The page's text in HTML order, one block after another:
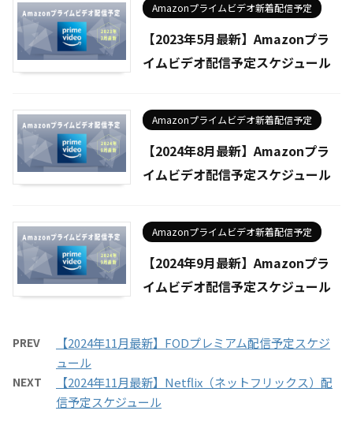
Amazonプライムビデオ新着配信予定
【2023年5月最新】Amazonプラ
イムビデオ配信予定スケジュール
Amazonプライムビデオ新着配信予定
【2024年8月最新】Amazonプラ
イムビデオ配信予定スケジュール
Amazonプライムビデオ新着配信予定
【2024年9月最新】Amazonプラ
イムビデオ配信予定スケジュール
PREV
【2024年11月最新】FODプレミアム配信予定スケジ
ュール
NEXT
【2024年11月最新】Netflix（ネットフリックス）配
信予定スケジュール